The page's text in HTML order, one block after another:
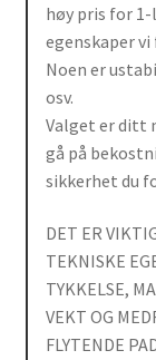
høy pris for
egenskaper
Noen er
osv.
Valget er ditt
gå på
sikkerhet du
DET ER
TEKNISKE
TYKKELSE,
VEKT OG
FLYTENDE